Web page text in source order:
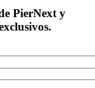
PierNext y